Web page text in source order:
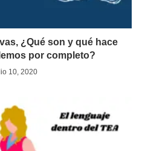
¿Qué son y qué hace
por completo?
10, 2020